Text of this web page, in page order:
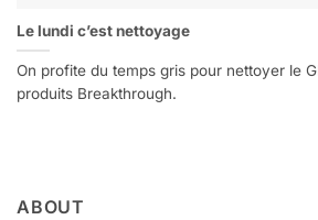
Le lundi c’est nettoyage
On profite du temps gris pour nettoyer le
produits Breakthrough.
ABOUT